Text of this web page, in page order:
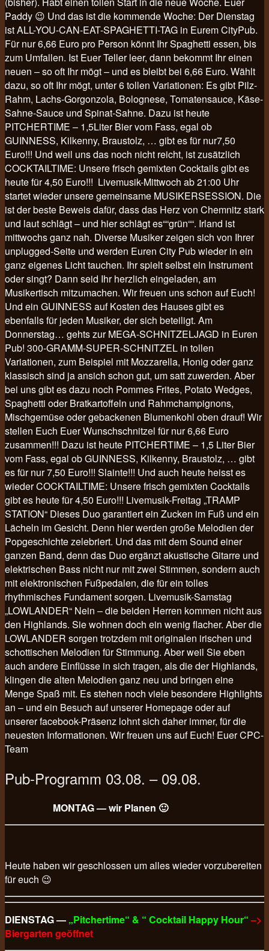
Paddy 😉 Und das ist die kommende Woche: Der Dienstag
ist ALL-YOU-CAN-EAT-SPAGHETTI-TAG in Eurem CityPub.
Für nur 6,66 Euro pro Person könnt Ihr Spaghetti essen, bis
zum Umfallen. Ist Euer Teller leer, dann bekommt Ihr einen
neuen – so oft Ihr mögt – und es bleibt bei 6,66 Euro. Wählt
dazu, so oft Ihr mögt, unter 6 tollen Variationen: Es gibt Pilz-
Rahm, Lachs-Gorgonzola, Bolognese, Tomatensauce, Käse-
Sahne-Sauce und Spinat-Sahne. Dazu ist heute
PITCHERTIME – 1,5Liter Bier vom Fass, egal ob
GUINNESS, Kilkenny, Braustolz, … gibt es für nur7,50
Euro!!! Und weil uns das noch nicht reicht, ist zusätzlich
COCKTAILTIME: Unsere frisch gemixten Cocktails gibt es
heute für 4,50 Euro!!! Livemusik-Mittwoch ab 21:00 Uhr
startet wieder unsere gemeinsame MUSIKERSESSION. Die
ist der beste Beweis dafür, dass das Herz von Chemnitz stark
und laut schlägt – und hier schlägt es““grün““. Irland ist
mittwochs ganz nah. Diverse Musiker zeigen sich von Ihrer
unplugged-Seite und werden Euren City Pub wieder in ein
ganz eigenes Licht tauchen. Ihr spielt selbst ein Instrument
oder singt? Dann seid Ihr herzlich eingeladen, am
Musikertisch mitzumachen. Wir freuen uns schon auf Euch!
Und ein GUINNESS auf Kosten des Hauses gibt es
ebenfalls für jeden Musiker, der sich beteiligt. Am
Donnerstag… gehts zur MEGA-SCHNITZELJAGD in Euren
Pub! 300-GRAMM-SUPER-SCHNITZEL in tollen
Variationen, zum Beispiel mit Mozzarella, Honig oder ganz
klassisch sind ja ansich schon gut, um satt zuwerden. Aber
bei uns gibt es dazu noch Pommes Frites, Potato Wedges,
Spaghetti oder Bratkartoffeln und Rahmchampignons,
Mischgemüse oder gebackenen Blumenkohl oben drauf! Wir
stellen Euch Euer Wunschschnitzel für nur 6,66 Euro
zusammen!!! Dazu ist heute PITCHERTIME – 1,5 Liter Bier
vom Fass, egal ob GUINNESS, Kilkenny, Braustolz, … gibt
es für nur 7,50 Euro!!! Slainte!!! Und auch heute heisst es
wieder COCKTAILTIME: Unsere frisch gemixten Cocktails
gibt es heute für 4,50 Euro!!! Livemusik-Freitag „TRAMP
STATION“ Dieses Duo garantiert ein Zucken im Fuß und ein
Lächeln im Gesicht. Denn hier werden große Melodien der
Popgeschichte zelebriert. Und das mit dem Sound einer
ganzen Band, denn das Duo ergänzt akustische Gitarre und
elektrischen Bass nicht nur mit zwei Stimmen, sondern auch
mit elektronischen Fußpedalen, die für ein tolles
rhythmisches Fundament sorgen. Livemusik-Samstag
„LOWLANDER“ Nein – die beiden Herren kommen nicht aus
den Highlands. Sie wohnen doch ein wenig flacher. Aber die
LOWLANDER sorgen trotzdem mit originalen irischen und
schottischen Melodien für Stimmung. Aber weil Sie eben
auch andere Einflüsse in sich tragen, als die der Highlands,
klingen die alten Melodien ganz neu und bringen eine
Menge Spaß mit. Es stehen noch viele besondere Highlights
an – und ein Besuch auf unserer Homepage oder auf
unserer facebook-Präsenz lohnt sich daher immer, für die
neuesten Informationen. Wir freuen uns auf Euch! Euer CPC-
Team
Pub-Programm 03.08. – 09.08.
MONTAG — wir Planen 🙂
Heute haben wir geschlossen um alles wieder vorzubereiten
für euch 😉
DIENSTAG — „Pitchertime“ & “ Cocktail Happy Hour“–>
Biergarten geöffnet